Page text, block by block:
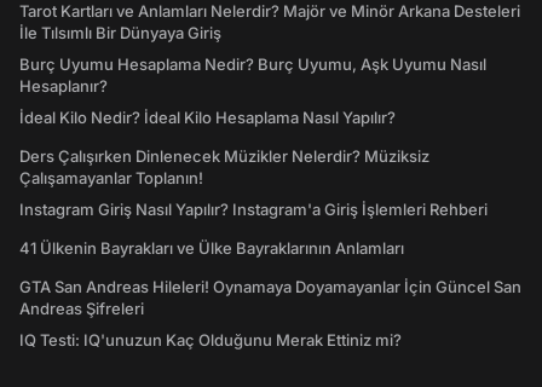
Tarot Kartları ve Anlamları Nelerdir? Majör ve Minör Arkana Desteleri
İle Tılsımlı Bir Dünyaya Giriş
Burç Uyumu Hesaplama Nedir? Burç Uyumu, Aşk Uyumu Nasıl
Hesaplanır?
İdeal Kilo Nedir? İdeal Kilo Hesaplama Nasıl Yapılır?
Ders Çalışırken Dinlenecek Müzikler Nelerdir? Müziksiz
Çalışamayanlar Toplanın!
Instagram Giriş Nasıl Yapılır? Instagram'a Giriş İşlemleri Rehberi
41 Ülkenin Bayrakları ve Ülke Bayraklarının Anlamları
GTA San Andreas Hileleri! Oynamaya Doyamayanlar İçin Güncel San
Andreas Şifreleri
IQ Testi: IQ'unuzun Kaç Olduğunu Merak Ettiniz mi?